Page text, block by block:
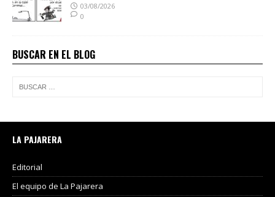
03/08/2026
0
BUSCAR EN EL BLOG
LA PAJARERA
Editorial
El equipo de La Pajarera